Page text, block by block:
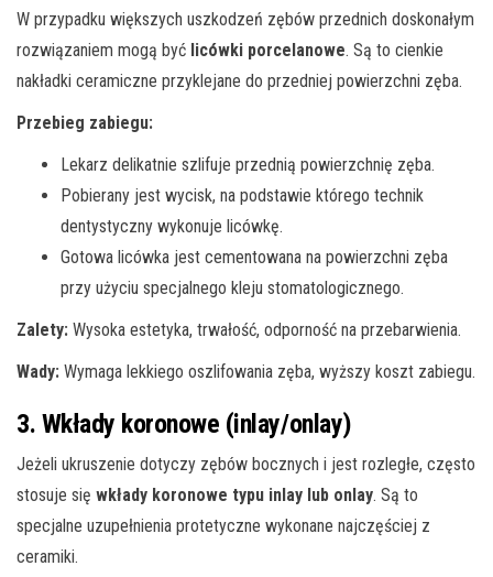
W przypadku większych uszkodzeń zębów przednich doskonałym
rozwiązaniem mogą być licówki porcelanowe. Są to cienkie
nakładki ceramiczne przyklejane do przedniej powierzchni zęba.
Przebieg zabiegu:
Lekarz delikatnie szlifuje przednią powierzchnię zęba.
Pobierany jest wycisk, na podstawie którego technik
dentystyczny wykonuje licówkę.
Gotowa licówka jest cementowana na powierzchni zęba
przy użyciu specjalnego kleju stomatologicznego.
Zalety: Wysoka estetyka, trwałość, odporność na przebarwienia.
Wady: Wymaga lekkiego oszlifowania zęba, wyższy koszt zabiegu.
3. Wkłady koronowe (inlay/onlay)
Jeżeli ukruszenie dotyczy zębów bocznych i jest rozległe, często
stosuje się wkłady koronowe typu inlay lub onlay. Są to
specjalne uzupełnienia protetyczne wykonane najczęściej z
ceramiki.